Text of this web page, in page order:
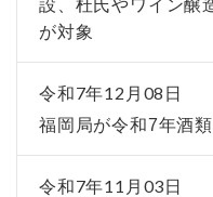
設、杜氏やワイン醸
が対象
令和7年12月08日
福岡局が令和7年酒
令和7年11月03日